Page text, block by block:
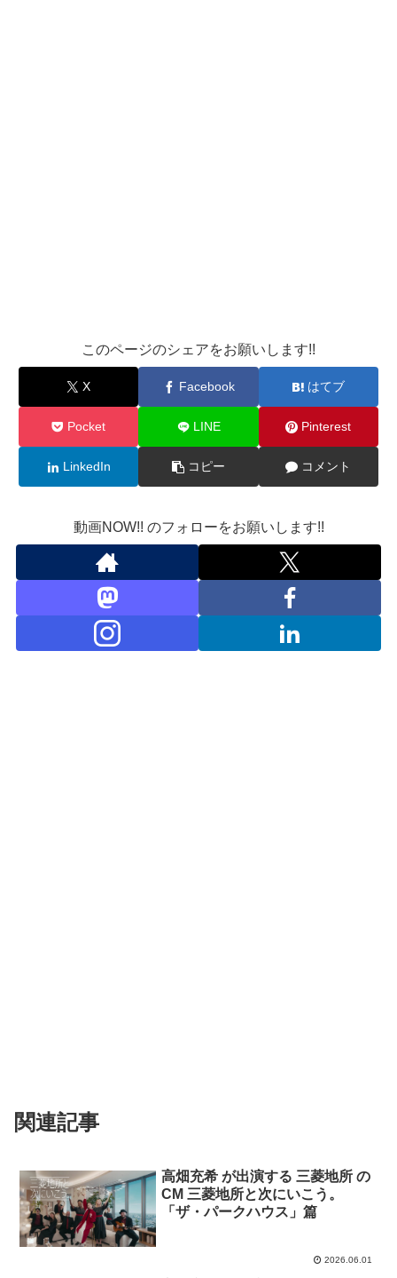
このページのシェアをお願いします!!
X Facebook はてブ
Pocket LINE Pinterest
LinkedIn コピー コメント
動画NOW!! のフォローをお願いします!!
関連記事
高畑充希 が出演する 三菱地所 の
CM 三菱地所と次にいこう。
「ザ・パークハウス」篇
2026.06.01